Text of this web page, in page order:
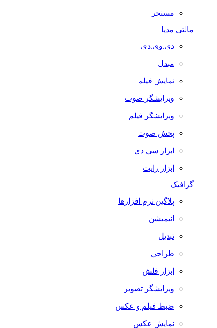
مسنجر
مالتی مدیا
دی.وی.دی
مبدل
نمایش فیلم
ویرایشگر صوت
ویرایشگر فیلم
پخش صوت
ابزار سی دی
ابزار رایت
گرافیک
پلاگین نرم افزارها
انیمیشن
تبدیل
طراحی
ابزار فلش
ویرایشگر تصویر
ضبط فيلم و عكس
نمایش عکس